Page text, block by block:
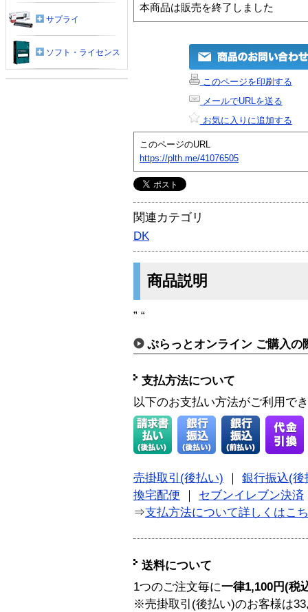
本商品は販売を終了しました
このページを印刷する
メールでURLを送る
お気に入りに追加する
このページのURL
https://plth.me/41076505
関連カテゴリ
DK
商品説明
” “
ぷらっとオンライン ご購入の
支払方法について
以下のお支払い方法がご利用で
売掛取引(後払い)
銀行振込(後
換宅配便
セブンイレブン決済
⇒支払方法について詳しくはこ
送料について
1つのご注文毎に一律1,100円(税
※売掛取引(後払い)のお客様は
サプライ
ソフト・ライセンス